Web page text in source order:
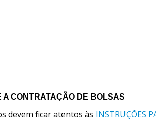
A CONTRATAÇÃO DE BOLSAS
devem ficar atentos às INSTRUÇÕES